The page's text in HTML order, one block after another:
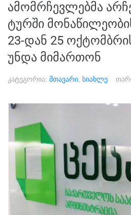
ამომრჩევლებმა
ტურში
23-დან 25
უნდა მიმართონ
კატეგორია: მთავარი სიახლე